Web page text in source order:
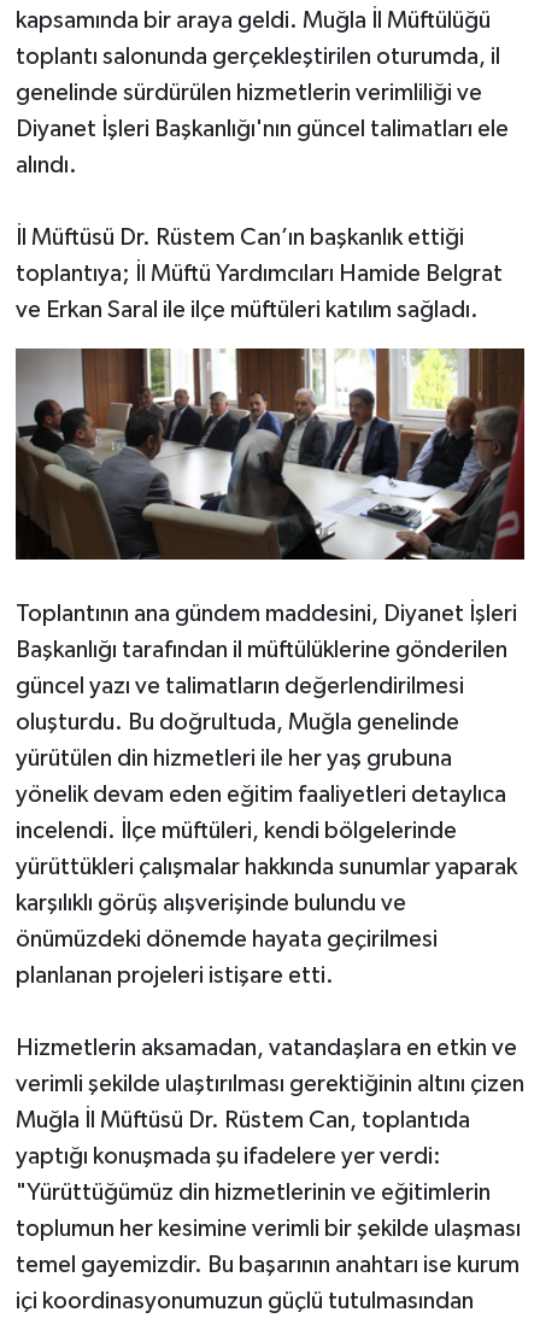
kapsamında bir araya geldi. Muğla İl Müftülüğü
toplantı salonunda gerçekleştirilen oturumda, il
genelinde sürdürülen hizmetlerin verimliliği ve
Diyanet İşleri Başkanlığı'nın güncel talimatları ele
alındı.
İl Müftüsü Dr. Rüstem Can’ın başkanlık ettiği
toplantıya; İl Müftü Yardımcıları Hamide Belgrat
ve Erkan Saral ile ilçe müftüleri katılım sağladı.
Toplantının ana gündem maddesini, Diyanet İşleri
Başkanlığı tarafından il müftülüklerine gönderilen
güncel yazı ve talimatların değerlendirilmesi
oluşturdu. Bu doğrultuda, Muğla genelinde
yürütülen din hizmetleri ile her yaş grubuna
yönelik devam eden eğitim faaliyetleri detaylıca
incelendi. İlçe müftüleri, kendi bölgelerinde
yürüttükleri çalışmalar hakkında sunumlar yaparak
karşılıklı görüş alışverişinde bulundu ve
önümüzdeki dönemde hayata geçirilmesi
planlanan projeleri istişare etti.
Hizmetlerin aksamadan, vatandaşlara en etkin ve
verimli şekilde ulaştırılması gerektiğinin altını çizen
Muğla İl Müftüsü Dr. Rüstem Can, toplantıda
yaptığı konuşmada şu ifadelere yer verdi:
"Yürüttüğümüz din hizmetlerinin ve eğitimlerin
toplumun her kesimine verimli bir şekilde ulaşması
temel gayemizdir. Bu başarının anahtarı ise kurum
içi koordinasyonumuzun güçlü tutulmasından